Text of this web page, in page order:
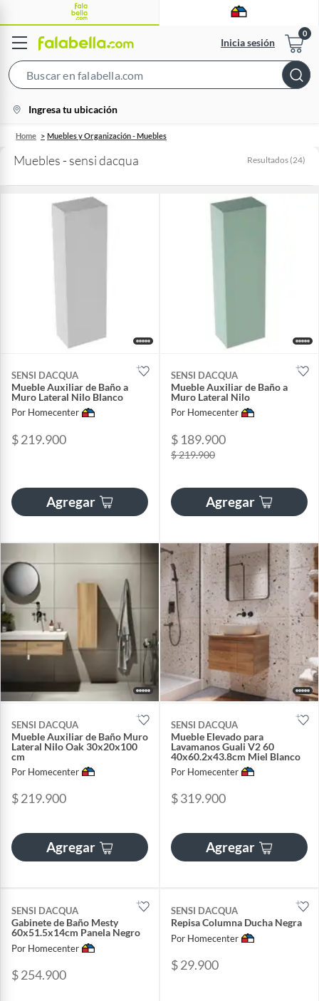
Inicia sesión
Bar
location-
icon
Ingresa tu ubicación
Home Muebles y Organización - Muebles
Muebles - sensi dacqua Resultados (24)
SENSI DACQUA
Mueble Auxiliar de Baño a
Muro Lateral Nilo Blanco
Por Homecenter
$ 219.900
Agregar
SENSI DACQUA
Mueble Auxiliar de Baño a
Muro Lateral Nilo
Por Homecenter
$ 189.900
$ 219.900
Agregar
SENSI DACQUA
Mueble Auxiliar de Baño Muro
Lateral Nilo Oak 30x20x100
cm
Por Homecenter
$ 219.900
Agregar
SENSI DACQUA
Mueble Elevado para
Lavamanos Guali V2 60
40x60.2x43.8cm Miel Blanco
Por Homecenter
$ 319.900
Agregar
SENSI DACQUA
Gabinete de Baño Mesty
60x51.5x14cm Panela Negro
Por Homecenter
$ 254.900
SENSI DACQUA
Repisa Columna Ducha Negra
Por Homecenter
$ 29.900